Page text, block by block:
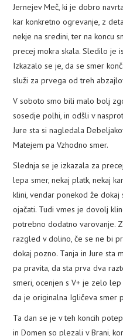
Jernejev Meč, ki je dobro
kar konkretno ogrevanje, z
nekje na sredini, ter na koncu
precej mokra skala. Sledilo je
Izkazalo se je, da se smer
služi za prvega od treh
V soboto smo bili malo bolj
sosedje polhi, in odšli v
Jure sta si nagledala
Matejem pa Vzhodno smer.
Slednja se je izkazala za
lepa smer, nekaj platk, nekaj
klini, vendar ponekod že
ojačati. Tudi vmes je dovolj
potrebno dodatno varovanje.
razgled v dolino, če se ne bi
dokaj pozno. Tanja in Jure sta
pa pravita, da sta prva dva
smeri, ocenjen s V+ je zelo
da je originalna Igličeva smer
Ta dan se je v teh koncih
in Domen so plezali v Brani,